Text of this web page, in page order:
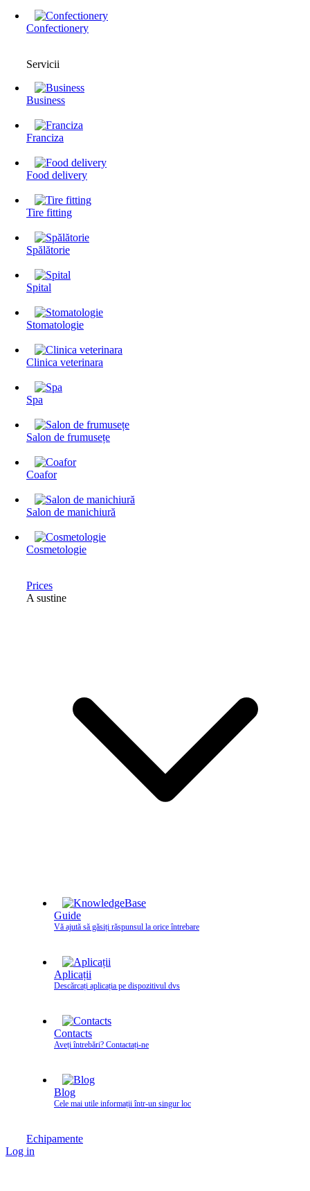
Confectionery
Servicii
Business
Franciza
Food delivery
Tire fitting
Spălătorie
Spital
Stomatologie
Clinica veterinara
Spa
Salon de frumusețe
Coafor
Salon de manichiură
Cosmetologie
Prices
A sustine
Guide
Vă ajută să găsiți răspunsul la orice întrebare
Aplicații
Descărcați aplicația pe dispozitivul dvs
Contacts
Aveți întrebări? Contactați‑ne
Blog
Cele mai utile informații într-un singur loc
Echipamente
Log in